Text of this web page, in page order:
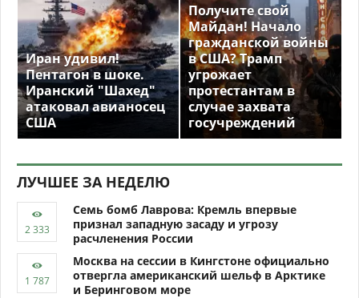
Иран удивил!
Пентагон в шоке.
Иранский "Шахед"
атаковал авианосец
США
Получите свой
Майдан! Начало
гражданской войны
в США? Трамп
угрожает
протестантам в
случае захвата
госучреждений
ЛУЧШЕЕ ЗА НЕДЕЛЮ
Семь бомб Лаврова: Кремль впервые
признал западную засаду и угрозу
расчленения России
Москва на сессии в Кингстоне официально
отвергла американский шельф в Арктике
и Беринговом море